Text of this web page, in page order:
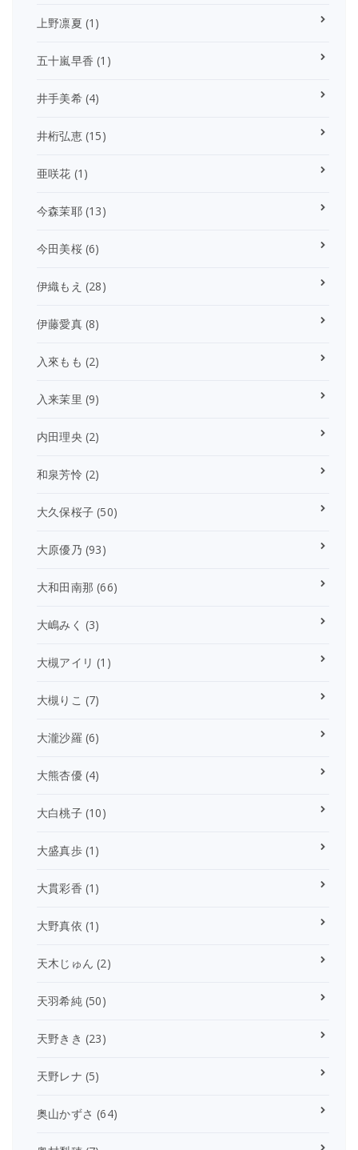
上野凛夏 (1)
五十嵐早香 (1)
井手美希(4)
井桁弘恵(15)
亜咲花 (1)
今森茉耶(13)
今田美桜(6)
伊織もえ (28)
伊藤愛真(8)
入來もも (2)
入来茉里 (9)
内田理央 (2)
和泉芳怜 (2)
大久保桜子 (50)
大原優乃 (93)
大和田南那 (66)
大嶋みく (3)
大槻アイリ (1)
大槻りこ (7)
大瀧沙羅 (6)
大熊杏優(4)
大白桃子(10)
大盛真歩(1)
大貫彩香 (1)
大野真依 (1)
天木じゅん (2)
天羽希純(50)
天野きき (23)
天野レナ (5)
奥山かずさ (64)